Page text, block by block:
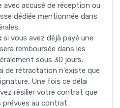
accusé de réception ou
dédiée mentionnée dans
si vous avez déjà payé une
remboursée dans les
sous 30 jours.
de rétractation n'existe que
Une fois ce délai
résilier votre contrat que
au contrat.